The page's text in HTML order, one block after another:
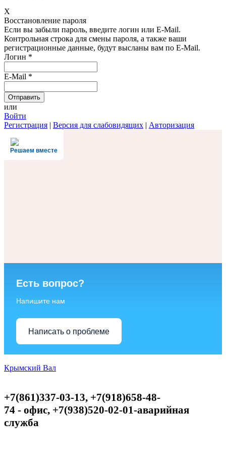
X
Восстановление пароля
Если вы забыли пароль, введите логин или E-Mail.
Контрольная строка для смены пароля, а также ваши
регистрационные данные, будут высланы вам по E-Mail.
Логин *
E-Mail *
или
Войти
Регистрация | Версия для слабовидящих | Авторизация
Решаем вместе
Есть вопрос?
Напишите нам
Написать о проблеме
Крымский Вал
+7(861)337-03-13, +7(918)658-48-
74 - офис, +7(938)520-02-01-аварийная
служба